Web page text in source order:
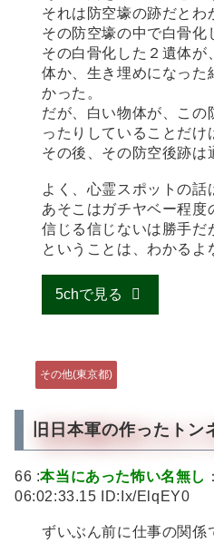
それは防空壕の跡だとわ
その防空壕の中で白骨化
その白骨化した２遺体が
体か、生き埋めになった
かった。
だが、白い物体が、この
ったりしていることだけ
その後、その防空後跡は
よく、心霊スポットの話
あそこはガチヤベー程度
信じる信じないは勝手だ
ということは、わかるよ
5chで見る
その他(東京都)
旧日本軍の作ったトン
66 :本当にあった怖い名無し
06:02:33.15 ID:Ix/ElqEY0
ずいぶん前に仕事の関係